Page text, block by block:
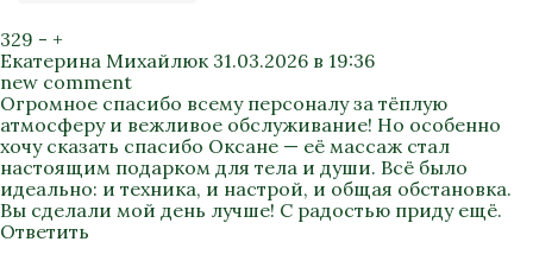
329 - +
Екатерина Михайлюк 31.03.2026 в 19:36
new comment
Огромное спасибо всему персоналу за тёплую
атмосферу и вежливое обслуживание! Но особенно
хочу сказать спасибо Оксане — её массаж стал
настоящим подарком для тела и души. Всё было
идеально: и техника, и настрой, и общая обстановка.
Вы сделали мой день лучше! С радостью приду ещё.
Ответить